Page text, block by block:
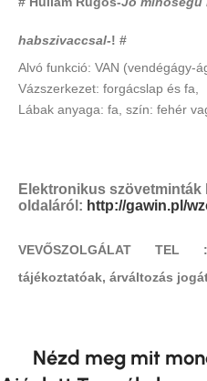
habszivaccsal-! #
Alvó funkció: VAN (vendégágy-
Vázszerkezet: forgácslap és fa,
Lábak anyaga: fa, szín: fehér
Elektronikus
oldaláról: http://gawin.pl/
VEVŐSZOLGÁLAT TEL
tájékoztatóak, árváltozás
Nézd meg mit